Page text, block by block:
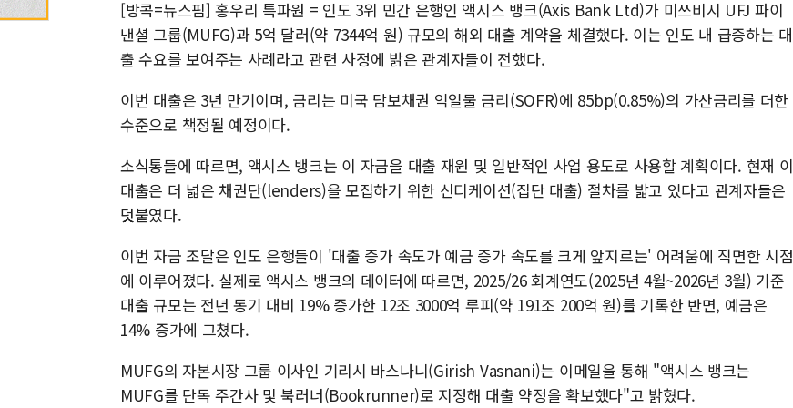
[방콕=뉴스핌] 홍우리 특파원 = 인도 3위 민간 은행인 액시스 뱅크(Axis Bank Ltd)가 미쓰비시 UFJ 파이
낸셜 그룹(MUFG)과 5억 달러(약 7344억 원) 규모의 해외 대출 계약을 체결했다. 이는 인도 내 급증하는 대
출 수요를 보여주는 사례라고 관련 사정에 밝은 관계자들이 전했다.
이번 대출은 3년 만기이며, 금리는 미국 담보채권 익일물 금리(SOFR)에 85bp(0.85%)의 가산금리를 더한
수준으로 책정될 예정이다.
소식통들에 따르면, 액시스 뱅크는 이 자금을 대출 재원 및 일반적인 사업 용도로 사용할 계획이다. 현재 이
대출은 더 넓은 채권단(lenders)을 모집하기 위한 신디케이션(집단 대출) 절차를 밟고 있다고 관계자들은
덧붙였다.
이번 자금 조달은 인도 은행들이 '대출 증가 속도가 예금 증가 속도를 크게 앞지르는' 어려움에 직면한 시점
에 이루어졌다. 실제로 액시스 뱅크의 데이터에 따르면, 2025/26 회계연도(2025년 4월~2026년 3월) 기준
대출 규모는 전년 동기 대비 19% 증가한 12조 3000억 루피(약 191조 200억 원)를 기록한 반면, 예금은
14% 증가에 그쳤다.
MUFG의 자본시장 그룹 이사인 기리시 바스나니(Girish Vasnani)는 이메일을 통해 "액시스 뱅크는
MUFG를 단독 주간사 및 북러너(Bookrunner)로 지정해 대출 약정을 확보했다"고 밝혔다.